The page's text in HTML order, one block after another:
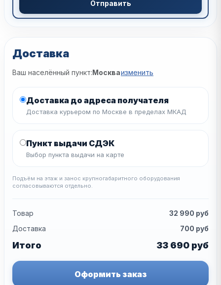
Отправить
Доставка
Ваш населённый пункт:Москваизменить
Доставка до адреса получателя
Доставка курьером по Москве в пределах МКАД
Пункт выдачи СДЭК
Выбор пункта выдачи на карте
Подъём на этаж и занос крупногабаритного оборудования
согласовываются отдельно.
Товар 32 990 руб
Доставка
700 руб
Итого 33 690 руб
Оформить заказ